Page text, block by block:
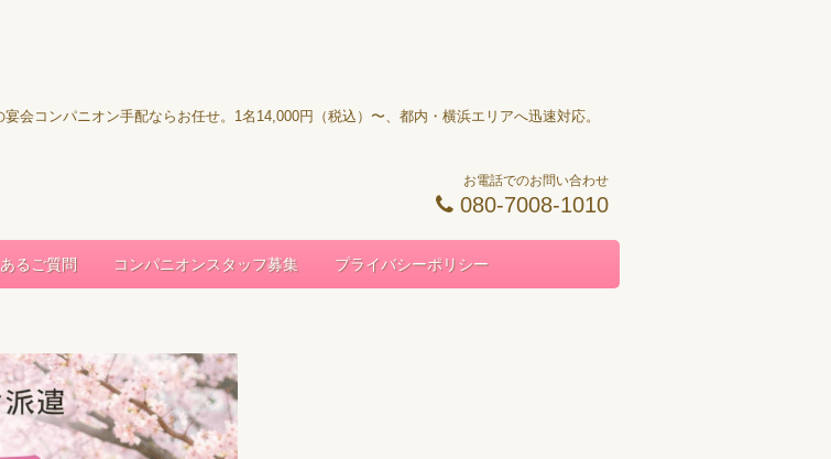
会コンパニオン手配ならお任せ。1名14,000円（税込）〜、都内・横浜エリアへ迅速対応。
お電話でのお問い合わせ
080-7008-1010
るご質問 コンパニオンスタッフ募集 プライバシーポリシー